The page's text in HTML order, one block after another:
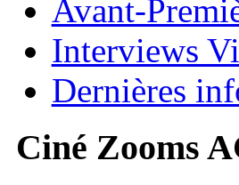
Avant-
Interviews
Dernières
Ciné Zooms